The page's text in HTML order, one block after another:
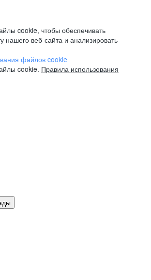
cookie, чтобы обеспечивать
нашего веб-сайта и анализировать
файлов cookie
cookie. Правила использования